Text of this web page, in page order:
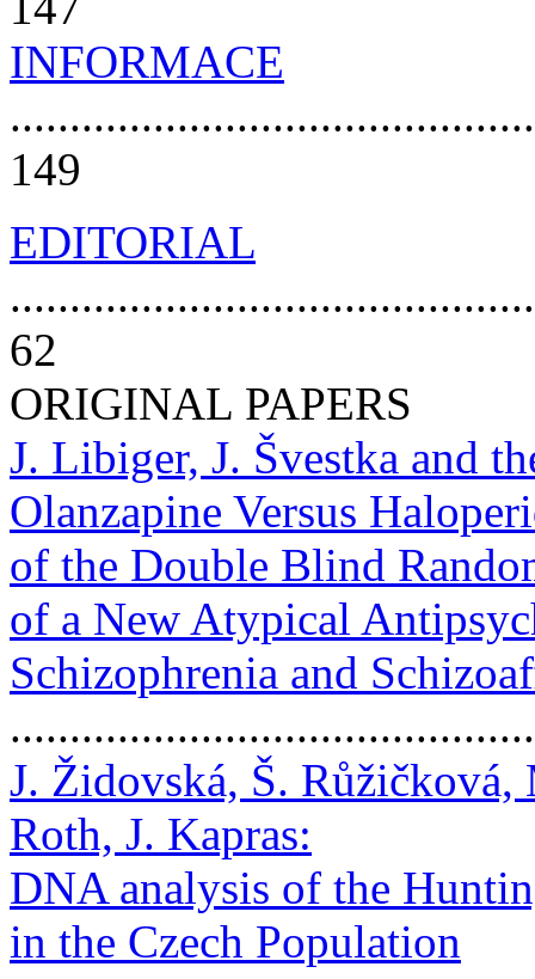
INFORMACE
149
EDITORIAL
62
ORIGINAL PAPERS
J. Libiger, J. Švestka and
Olanzapine Versus
of the Double Blind
of a New Atypical
Schizophrenia and
J. Židovská, Š.
Roth, J. Kapras:
DNA analysis of the
in the Czech Population